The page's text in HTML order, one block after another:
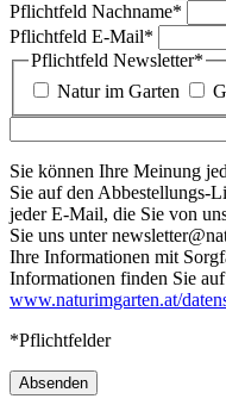
Pflichtfeld Nachname*
Pflichtfeld E-Mail*
Pflichtfeld Newsletter*
Natur im Garten
Sie können Ihre Meinung
Sie auf den Abbestellungs-
jeder E-Mail, die Sie von
Sie uns unter
Ihre Informationen mit
Informationen finden Sie
www.naturimgarten.at/
*Pflichtfelder
Absenden